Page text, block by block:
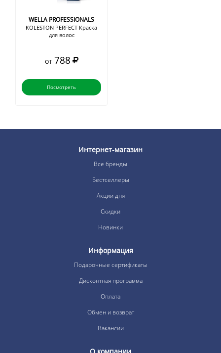
WELLA PROFESSIONALS
KOLESTON PERFECT Краска
для волос
от 788
Посмотреть
Интернет-магазин
Все бренды
Бестселлеры
Акции дня
Скидки
Новинки
Информация
Подарочные сертификаты
Дисконтная программа
Оплата
Обмен и возврат
Вакансии